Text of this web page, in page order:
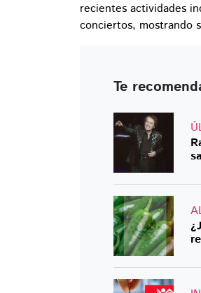
recientes actividades
conciertos, mostrando
Te